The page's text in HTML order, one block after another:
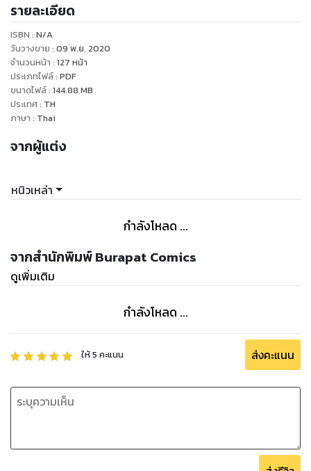
รายละเอียด
ISBN : N/A
วันวางขาย : 09 พ.ย. 2020
จำนวนหน้า : 127 หน้า
ประเภทไฟล์: PDF
ขนาดไฟล์: 144.88 MB
ประเทศ: TH
ภาษา : Thai
จากผู้แต่ง
หนิวเหล่า
กำลังโหลด ...
จากสำนักพิมพ์ Burapat Comics
ดูเพิ่มเติม
กำลังโหลด ...
ให้5 คะแนน ส่งคะแนน